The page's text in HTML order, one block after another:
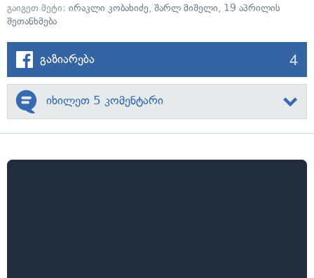
გაიგეთ მეტი: ირაკლი კობახიძე, შარლ მიშელი, 19 აპრილის
შეთანხმება
გაზიარება 4
იხილეთ 5 კომენტარი